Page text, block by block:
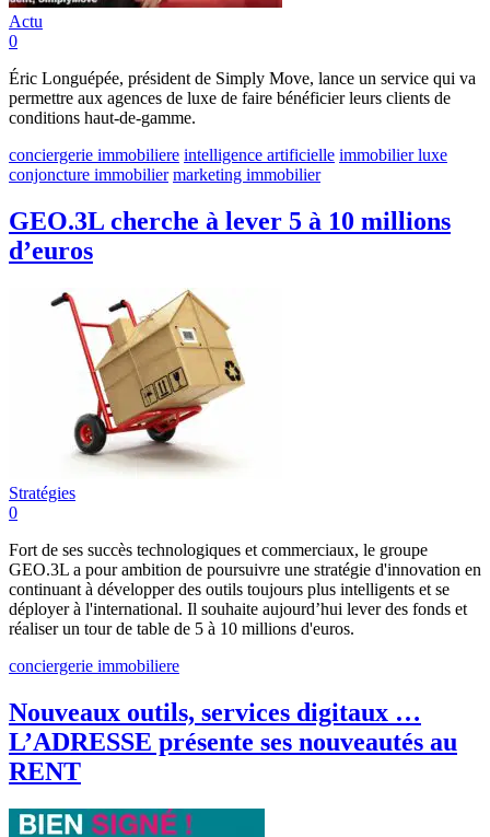
Actu
0
Éric Longuépée, président de Simply Move, lance un service qui va
permettre aux agences de luxe de faire bénéficier leurs clients de
conditions haut-de-gamme.
conciergerie immobiliere intelligence artificielle immobilier luxe
conjoncture immobilier marketing immobilier
GEO.3L cherche à lever 5 à 10 millions
d’euros
Stratégies
0
Fort de ses succès technologiques et commerciaux, le groupe
GEO.3L a pour ambition de poursuivre une stratégie d'innovation en
continuant à développer des outils toujours plus intelligents et se
déployer à l'international. Il souhaite aujourd’hui lever des fonds et
réaliser un tour de table de 5 à 10 millions d'euros.
conciergerie immobiliere
Nouveaux outils, services digitaux …
L’ADRESSE présente ses nouveautés au
RENT